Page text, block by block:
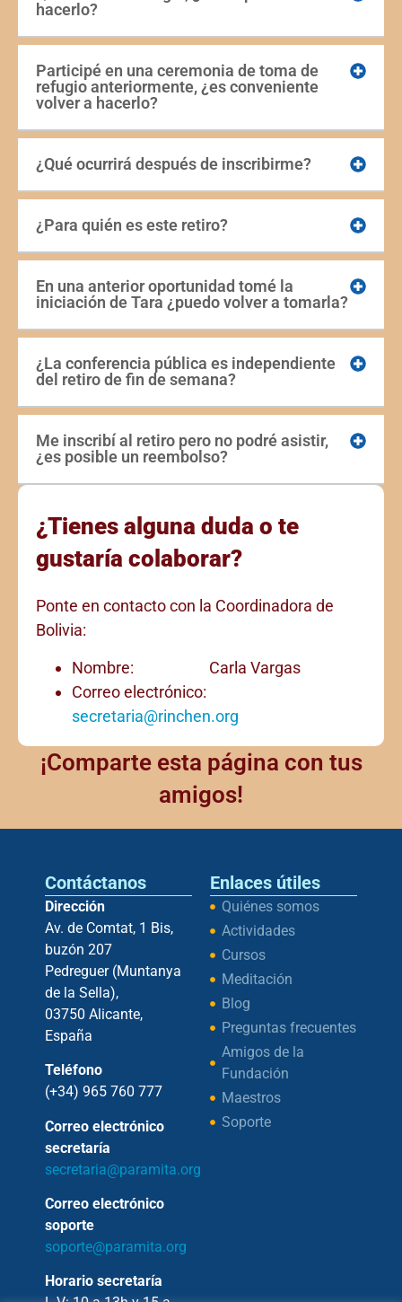
hacerlo?
Participé en una ceremonia de toma de
refugio anteriormente, ¿es conveniente
volver a hacerlo?
¿Qué ocurrirá después de inscribirme?
¿Para quién es este retiro?
En una anterior oportunidad tomé la
iniciación de Tara ¿puedo volver a tomarla?
¿La conferencia pública es independiente
del retiro de fin de semana?
Me inscribí al retiro pero no podré asistir,
¿es posible un reembolso?
¿Tienes alguna duda o te
gustaría colaborar?
Ponte en contacto con la Coordinadora de
Bolivia:
Nombre: Carla Vargas
Correo electrónico:
secretaria@rinchen.org
¡Comparte esta página con tus
amigos!
Contáctanos
Dirección
Av. de Comtat, 1 Bis,
buzón 207
Pedreguer (Muntanya
de la Sella),
03750 Alicante,
España
Teléfono
(+34) 965 760 777
Correo electrónico
secretaría
secretaria@paramita.org
Correo electrónico
soporte
soporte@paramita.org
Horario secretaría
Enlaces útiles
Quiénes somos
Actividades
Cursos
Meditación
Blog
Preguntas frecuentes
Amigos de la
Fundación
Maestros
Soporte